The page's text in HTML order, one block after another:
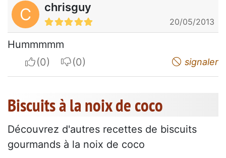
C chrisguy
20/05/2013
Hummmmm
I apreciateI do not appreciate signaler
Biscuits à la noix de coco
Découvrez d'autres recettes de biscuits
gourmands à la noix de coco